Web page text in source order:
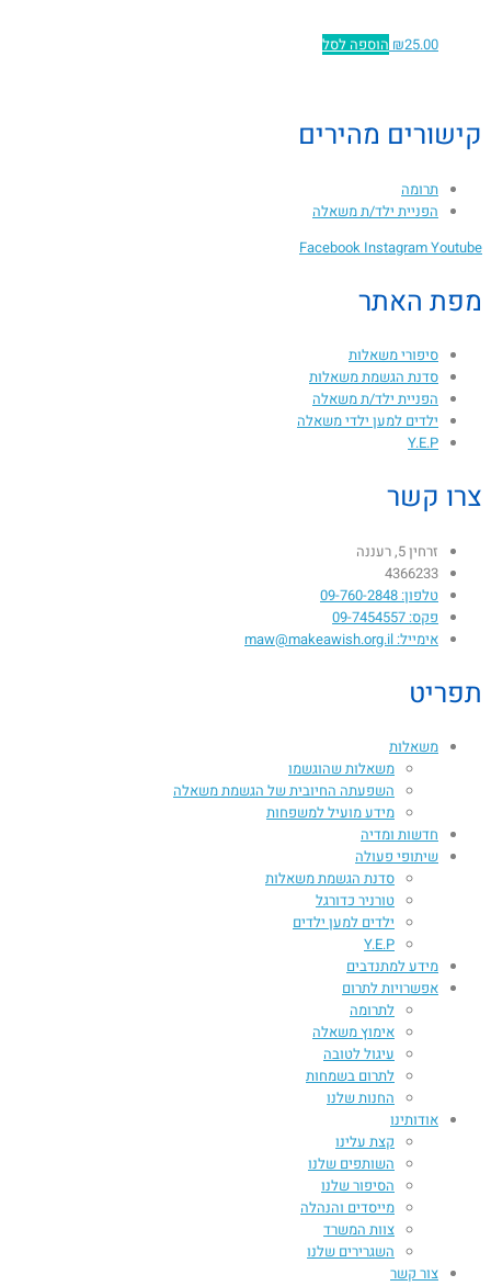
₪25.00 הוספה לסל
קישורים מהירים
תרומה
הפניית ילד/ת משאלה
Facebook InstagramYoutube
מפת האתר
סיפורי משאלות
סדנת הגשמת משאלות
הפניית ילד/ת משאלה
ילדים למען ילדי משאלה
Y.E.P
צרו קשר
זרחין 5, רעננה
4366233
טלפון: 09-760-2848
פקס: 09-7454557
אימייל: maw@makeawish.org.il
תפריט
משאלות
משאלות שהוגשמו
השפעתה החיובית של הגשמת משאלה​
מידע מועיל למשפחות
חדשות ומדיה
שיתופי פעולה
סדנת הגשמת משאלות
טורניר כדורגל
ילדים למען ילדים
Y.E.P
מידע למתנדבים
אפשרויות לתרום
לתרומה
אימוץ משאלה
עיגול לטובה
לתרום בשמחות
החנות שלנו
אודותינו
קצת עלינו
השותפים שלנו
הסיפור שלנו
מייסדים והנהלה
צוות המשרד
השגרירים שלנו
צור קשר